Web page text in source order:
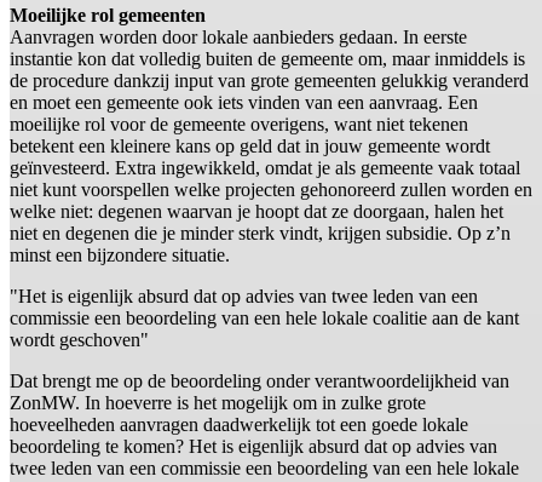
Moeilijke rol gemeenten
Aanvragen worden door lokale aanbieders gedaan. In eerste
instantie kon dat volledig buiten de gemeente om, maar inmiddels is
de procedure dankzij input van grote gemeenten gelukkig veranderd
en moet een gemeente ook iets vinden van een aanvraag. Een
moeilijke rol voor de gemeente overigens, want niet tekenen
betekent een kleinere kans op geld dat in jouw gemeente wordt
geïnvesteerd. Extra ingewikkeld, omdat je als gemeente vaak totaal
niet kunt voorspellen welke projecten gehonoreerd zullen worden en
welke niet: degenen waarvan je hoopt dat ze doorgaan, halen het
niet en degenen die je minder sterk vindt, krijgen subsidie. Op z’n
minst een bijzondere situatie.
"Het is eigenlijk absurd dat op advies van twee leden van een
commissie een beoordeling van een hele lokale coalitie aan de kant
wordt geschoven"
Dat brengt me op de beoordeling onder verantwoordelijkheid van
ZonMW. In hoeverre is het mogelijk om in zulke grote
hoeveelheden aanvragen daadwerkelijk tot een goede lokale
beoordeling te komen? Het is eigenlijk absurd dat op advies van
twee leden van een commissie een beoordeling van een hele lokale